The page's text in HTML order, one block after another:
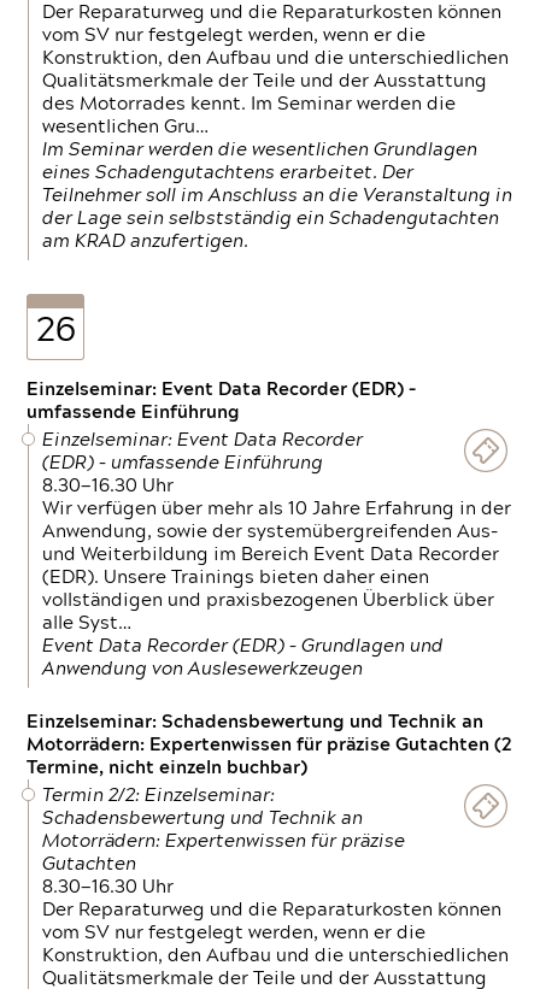
Der Reparaturweg und die Reparaturkosten können
vom SV nur festgelegt werden, wenn er die
Konstruktion, den Aufbau und die unterschiedlichen
Qualitätsmerkmale der Teile und der Ausstattung
des Motorrades kennt. Im Seminar werden die
wesentlichen Gru…
Im Seminar werden die wesentlichen Grundlagen
eines Schadengutachtens erarbeitet. Der
Teilnehmer soll im Anschluss an die Veranstaltung in
der Lage sein selbstständig ein Schadengutachten
am KRAD anzufertigen.
26
Einzelseminar: Event Data Recorder (EDR) –
umfassende Einführung
Einzelseminar: Event Data Recorder
(EDR) – umfassende Einführung
8.30—16.30 Uhr
Wir verfügen über mehr als 10 Jahre Erfahrung in der
Anwendung, sowie der systemübergreifenden Aus-
und Weiterbildung im Bereich Event Data Recorder
(EDR). Unsere Trainings bieten daher einen
vollständigen und praxisbezogenen Überblick über
alle Syst…
Event Data Recorder (EDR) – Grundlagen und
Anwendung von Auslesewerkzeugen
Einzelseminar: Schadensbewertung und Technik an
Motorrädern: Expertenwissen für präzise Gutachten (2
Termine, nicht einzeln buchbar)
Termin 2/2: Einzelseminar:
Schadensbewertung und Technik an
Motorrädern: Expertenwissen für präzise
Gutachten
8.30—16.30 Uhr
Der Reparaturweg und die Reparaturkosten können
vom SV nur festgelegt werden, wenn er die
Konstruktion, den Aufbau und die unterschiedlichen
Qualitätsmerkmale der Teile und der Ausstattung